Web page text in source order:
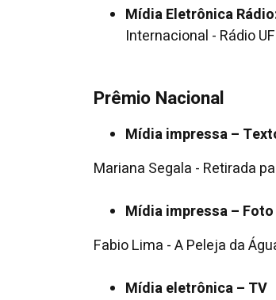
Mídia Eletrônica
Internacional - Rádio
Prêmio Nacional
Mídia impressa –
Mariana Segala - Retirada
Mídia impressa – Foto
Fabio Lima - A Peleja da
Mídia eletrônica – TV